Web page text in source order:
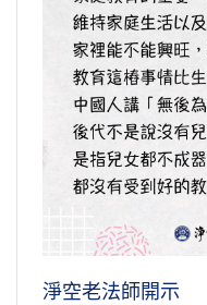
淨空老法師開示